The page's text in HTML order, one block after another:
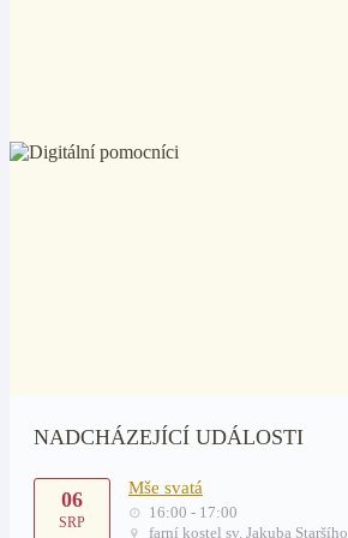
NADCHÁZEJÍCÍ UDÁLOSTI
06
SRP
Mše svatá
16:00 - 17:00
farní kostel sv. Jakuba Staršího